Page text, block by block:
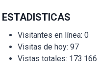
ESTADISTICAS
Visitantes en línea: 0
Visitas de hoy: 97
Vistas totales: 173.166